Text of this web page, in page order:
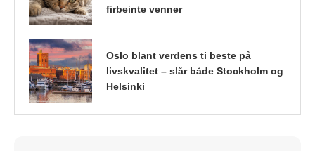
firbeinte venner
Oslo blant verdens ti beste på
livskvalitet – slår både Stockholm og
Helsinki